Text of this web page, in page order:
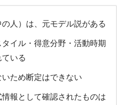
人）は、元モデル説がある
イル・得意分野・活動時期
いる
ため断定はできない
報として確認されたものは